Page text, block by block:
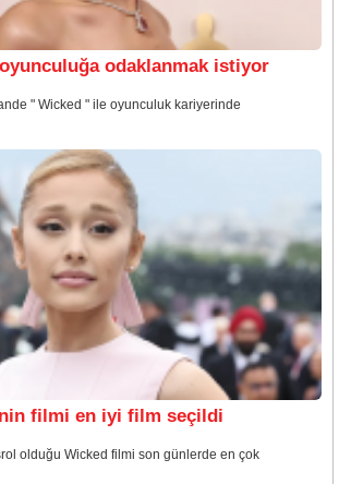
odaklanmak istiyor
" Wicked " ile oyunculuk kariyerinde
filmi en iyi film seçildi
olduğu Wicked filmi son günlerde en çok